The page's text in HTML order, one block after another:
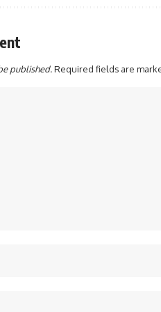
published.Required fields are